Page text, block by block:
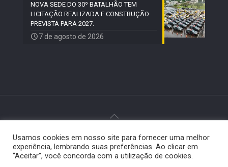
NOVA SEDE DO 30º BATALHÃO TEM
LICITAÇÃO REALIZADA E CONSTRUÇÃO
PREVISTA PARA 2027.
7 de agosto de 2026
© 2024 Paiquerê - Todos os direitos reservados |
Desenvolvido porElemento Visual .
Usamos cookies em nosso site para fornecer uma melhor
experiência, lembrando suas preferências. Ao clicar em
“Aceitar”, você concorda com a utilização de cookies.